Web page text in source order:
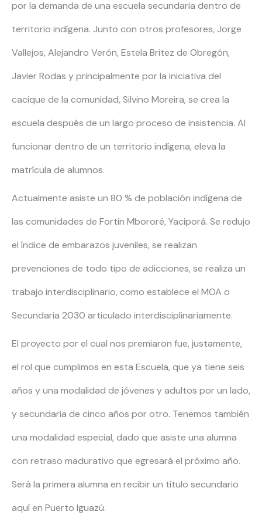
por la demanda de una escuela secundaria dentro de
territorio indígena. Junto con otros profesores, Jorge
Vallejos, Alejandro Verón, Estela Britez de Obregón,
Javier Rodas y principalmente por la iniciativa del
cacique de la comunidad, Silvino Moreira, se crea la
escuela después de un largo proceso de insistencia. Al
funcionar dentro de un territorio indígena, eleva la
matrícula de alumnos.
Actualmente asiste un 80 % de población indígena de
las comunidades de Fortín Mbororé, Yaciporá. Se redujo
el índice de embarazos juveniles, se realizan
prevenciones de todo tipo de adicciones, se realiza un
trabajo interdisciplinario, como establece el MOA o
Secundaria 2030 articulado interdisciplinariamente.
El proyecto por el cual nos premiaron fue, justamente,
el rol que cumplimos en esta Escuela, que ya tiene seis
años y una modalidad de jóvenes y adultos por un lado,
y secundaria de cinco años por otro. Tenemos también
una modalidad especial, dado que asiste una alumna
con retraso madurativo que egresará el próximo año.
Será la primera alumna en recibir un título secundario
aquí en Puerto Iguazú.